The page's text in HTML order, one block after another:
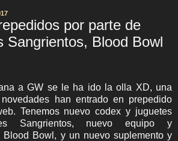
por parte de
Sangrientos, Blood Bowl
a GW se le ha ido la olla XD, una
han entrado en prepedido
Tenemos nuevo codex y juguetes
Sangrientos, nuevo equipo y
Blood Bowl, y un nuevo suplemento y